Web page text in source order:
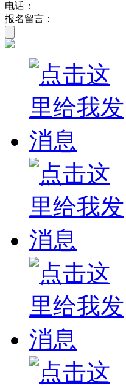
电话：
报名留言：